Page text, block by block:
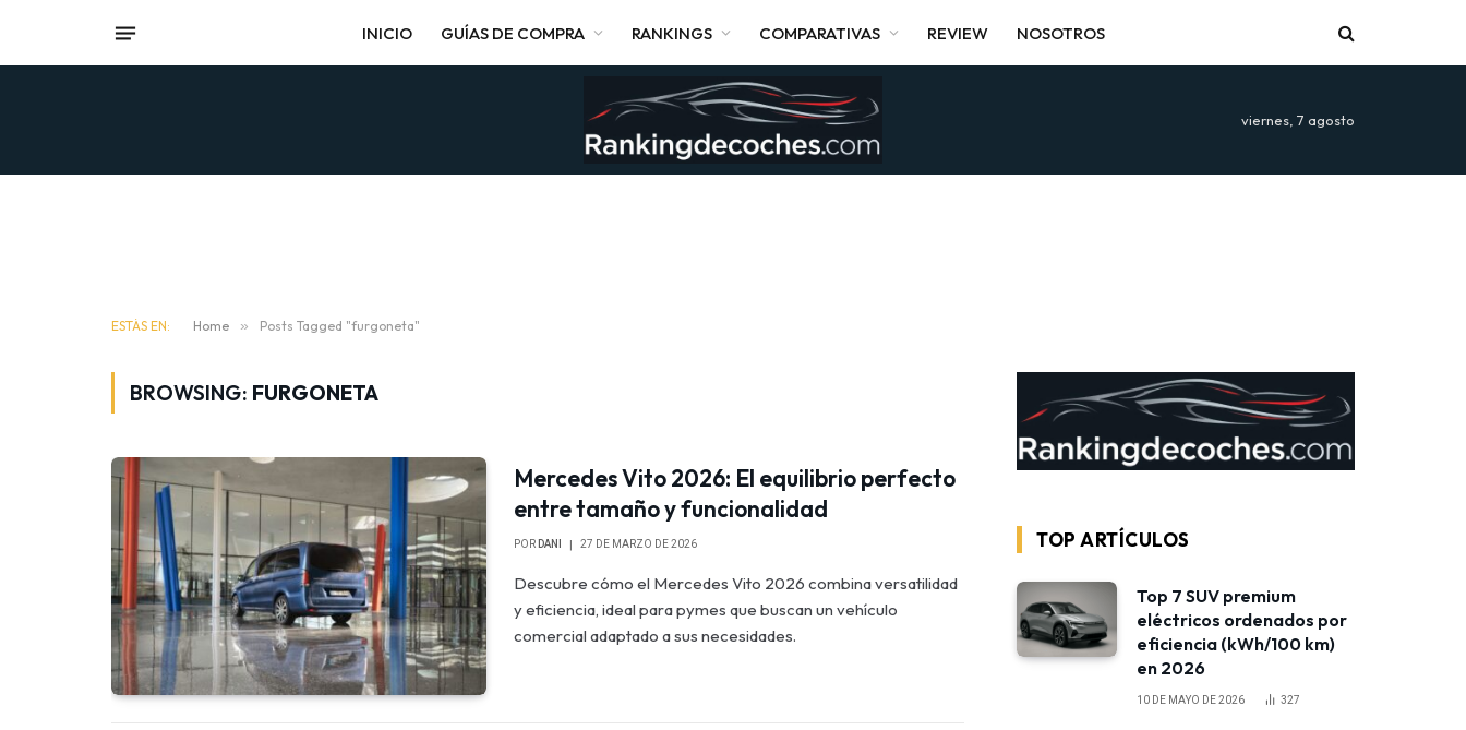
INICIO GUÍAS DE COMPRA RANKINGS COMPARATIVAS REVIEW NOSOTROS
viernes, 7 agosto
ESTÁS EN: Home » Posts Tagged "furgoneta"
BROWSING: FURGONETA
Mercedes Vito 2026: El equilibrio perfecto
entre tamaño y funcionalidad
POR DANI 27 DE MARZO DE 2026
Descubre cómo el Mercedes Vito 2026 combina versatilidad
y eficiencia, ideal para pymes que buscan un vehículo
comercial adaptado a sus necesidades.
TOP ARTÍCULOS
Top 7 SUV premium
eléctricos ordenados por
eficiencia (kWh/100 km)
en 2026
10 DE MAYO DE 2026 327